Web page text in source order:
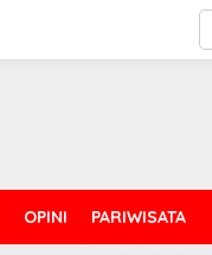
OPINI PARIWISATA